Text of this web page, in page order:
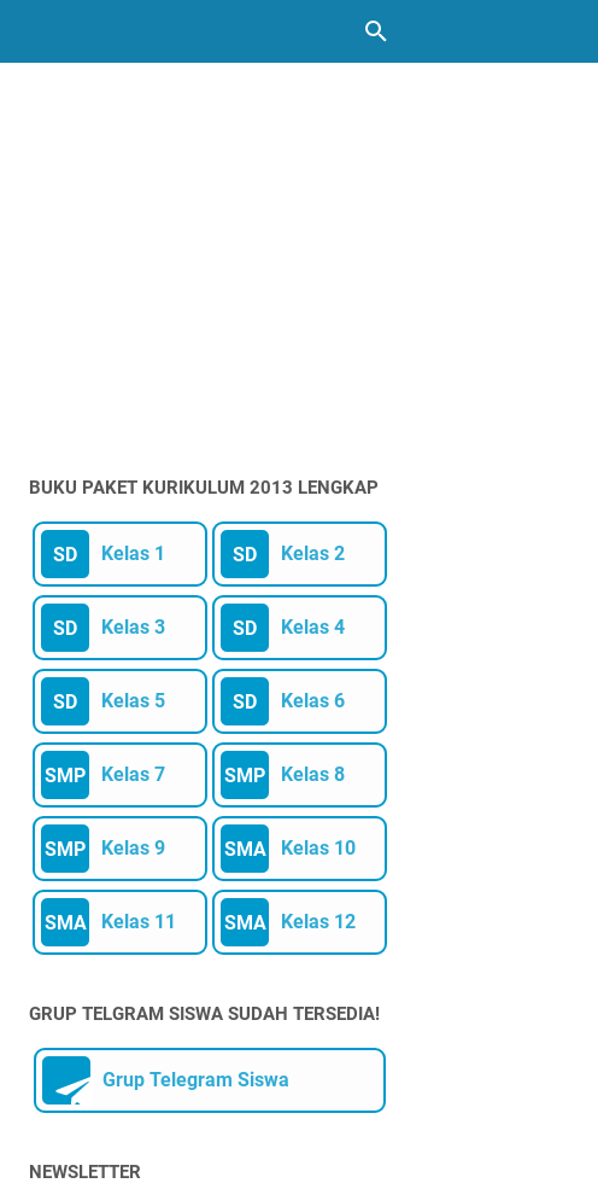
BUKU PAKET KURIKULUM 2013 LENGKAP
SD Kelas 1 SD Kelas 2
SD Kelas 3 SD Kelas 4
SD Kelas 5 SD Kelas 6
SMP Kelas 7 SMP Kelas 8
SMP Kelas 9 SMA Kelas 10
SMA Kelas 11 SMA Kelas 12
GRUP TELGRAM SISWA SUDAH TERSEDIA!
Grup Telegram Siswa
NEWSLETTER